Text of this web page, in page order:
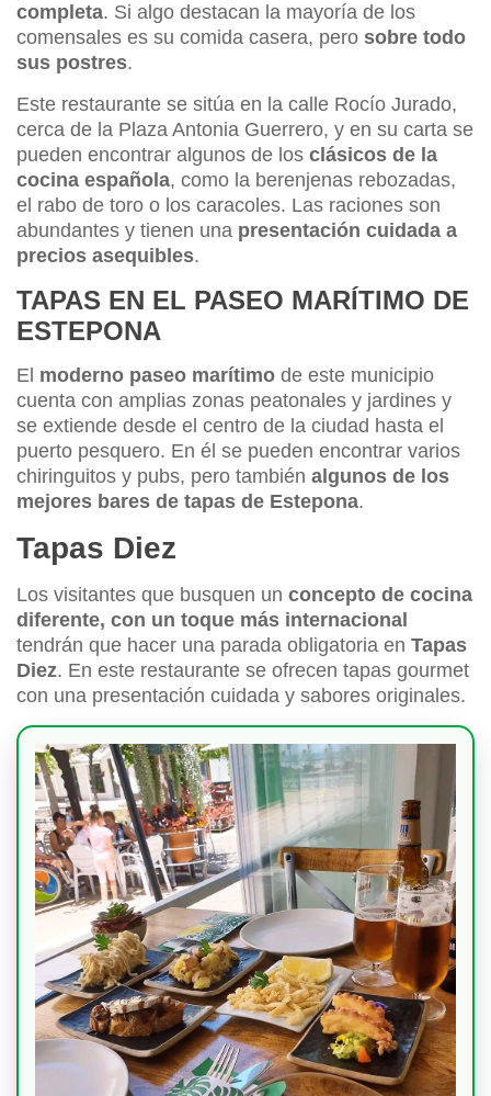
completa. Si algo destacan la mayoría de los
comensales es su comida casera, pero sobre todo
sus postres.
Este restaurante se sitúa en la calle Rocío Jurado,
cerca de la Plaza Antonia Guerrero, y en su carta se
pueden encontrar algunos de los clásicos de la
cocina española, como la berenjenas rebozadas,
el rabo de toro o los caracoles. Las raciones son
abundantes y tienen una presentación cuidada a
precios asequibles.
TAPAS EN EL PASEO MARÍTIMO DE
ESTEPONA
El moderno paseo marítimo de este municipio
cuenta con amplias zonas peatonales y jardines y
se extiende desde el centro de la ciudad hasta el
puerto pesquero. En él se pueden encontrar varios
chiringuitos y pubs, pero también algunos de los
mejores bares de tapas de Estepona.
Tapas Diez
Los visitantes que busquen un concepto de cocina
diferente, con un toque más internacional
tendrán que hacer una parada obligatoria en Tapas
Diez. En este restaurante se ofrecen tapas gourmet
con una presentación cuidada y sabores originales.